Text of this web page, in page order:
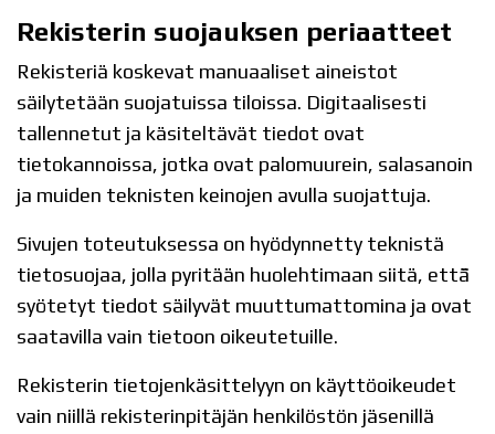
Rekisterin suojauksen periaatteet
Rekisteriä koskevat manuaaliset aineistot
säilytetään suojatuissa tiloissa. Digitaalisesti
tallennetut ja käsiteltävät tiedot ovat
tietokannoissa, jotka ovat palomuurein, salasanoin
ja muiden teknisten keinojen avulla suojattuja.
Sivujen toteutuksessa on hyödynnetty teknistä
tietosuojaa, jolla pyritään huolehtimaan siitä, että̈
syötetyt tiedot säilyvät muuttumattomina ja ovat
saatavilla vain tietoon oikeutetuille.
Rekisterin tietojenkäsittelyyn on käyttöoikeudet
vain niillä rekisterinpitäjän henkilöstön jäsenillä